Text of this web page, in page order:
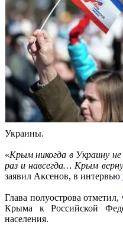
Украины.
«Крым никогда в Украину
раз и навсегда… Крым
заявил Аксенов, в интервью
Глава полуострова
Крыма к Российской
населения.